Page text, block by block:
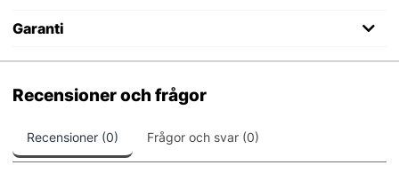
Garanti
Recensioner och frågor
Recensioner (0) Frågor och svar (0)